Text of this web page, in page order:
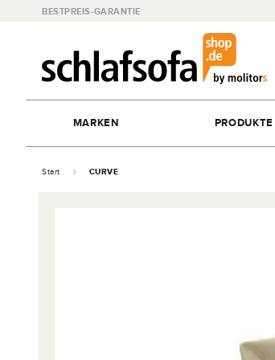
BESTPREIS-GARANTIE
MARKEN PRODUKTE
Start CURVE